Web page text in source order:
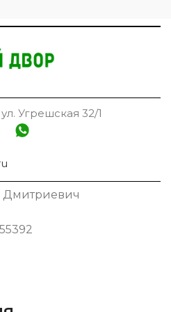
Угрешская 32/1
Дмитриевич